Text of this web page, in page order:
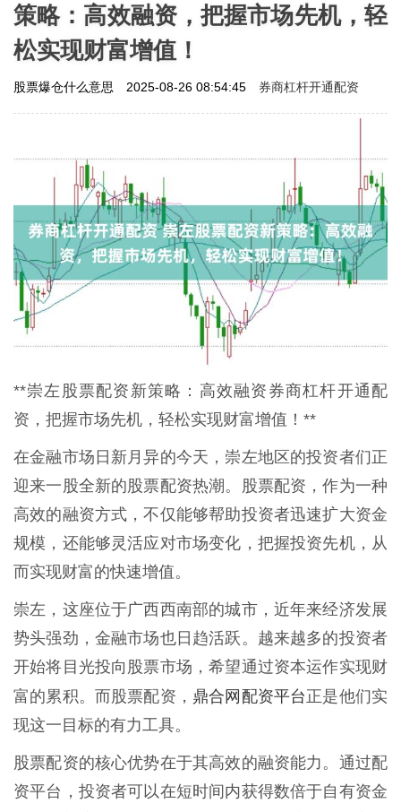
策略：高效融资，把握市场先机，轻
松实现财富增值！
股票爆仓什么意思 2025-08-26 08:54:45 券商杠杆开通配资
**崇左股票配资新策略：高效融资券商杠杆开通配
资，把握市场先机，轻松实现财富增值！**
在金融市场日新月异的今天，崇左地区的投资者们正
迎来一股全新的股票配资热潮。股票配资，作为一种
高效的融资方式，不仅能够帮助投资者迅速扩大资金
规模，还能够灵活应对市场变化，把握投资先机，从
而实现财富的快速增值。
崇左，这座位于广西西南部的城市，近年来经济发展
势头强劲，金融市场也日趋活跃。越来越多的投资者
开始将目光投向股票市场，希望通过资本运作实现财
富的累积。而股票配资， 鼎合网配资平台正是他们实
现这一目标的有力工具。
股票配资的核心优势在于其高效的融资能力。通过配
资平台，投资者可以在短时间内获得数倍于自有资金